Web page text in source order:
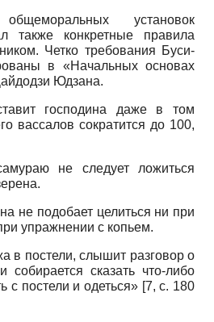
установок
также конкретные правила
Четко требования Буси-
в «Начальных основах
Юдзана.
господина даже в том
вассалов сократится до 100,
не следует ложиться
не подобает целиться ни при
упражнении с копьем.
в постели, слышит разговор о
собирается сказать что-либо
с постели и одеться» [7,с. 180